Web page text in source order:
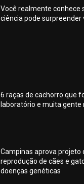
Você realmente conhece
ciência pode surpreender
6 raças de cachorro que
laboratório e muita gente
Campinas aprova projeto
reprodução de cães e
doenças genéticas